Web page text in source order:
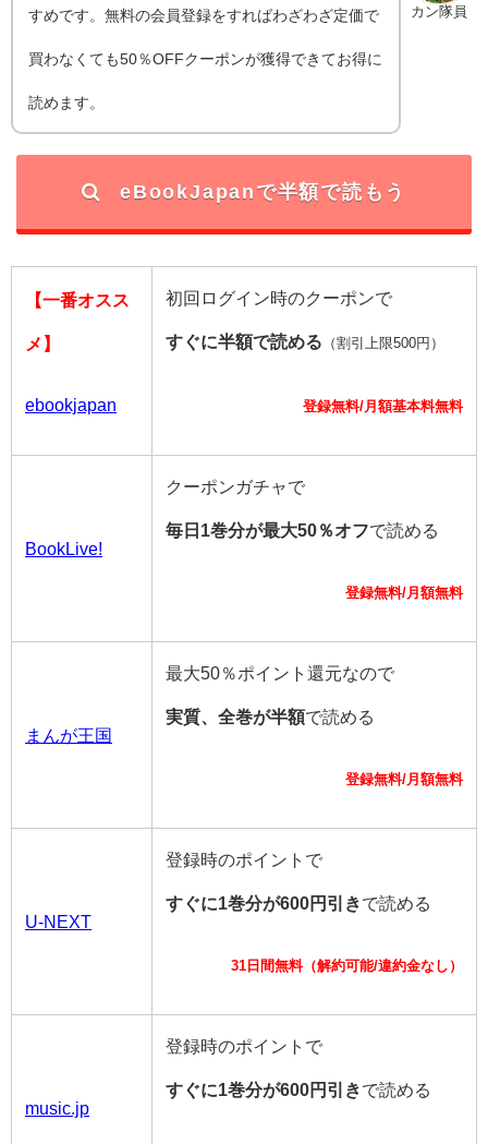
カン隊員
すめです。無料の会員登録をすればわざわざ定価で
買わなくても50％OFFクーポンが獲得できてお得に
読めます。
eBookJapanで半額で読もう
【一番オスス
メ】
ebookjapan
初回ログイン時のクーポンで
すぐに半額で読める （割引上限500円）
登録無料/月額基本料無料
BookLive!
クーポンガチャで
毎日1巻分が最大50％オフで読める
登録無料/月額無料
まんが王国
最大50％ポイント還元なので
実質、全巻が半額で読める
登録無料/月額無料
U-NEXT
登録時のポイントで
すぐに1巻分が600円引きで読める
31日間無料（解約可能/違約金なし）
music.jp
登録時のポイントで
すぐに1巻分が600円引きで読める